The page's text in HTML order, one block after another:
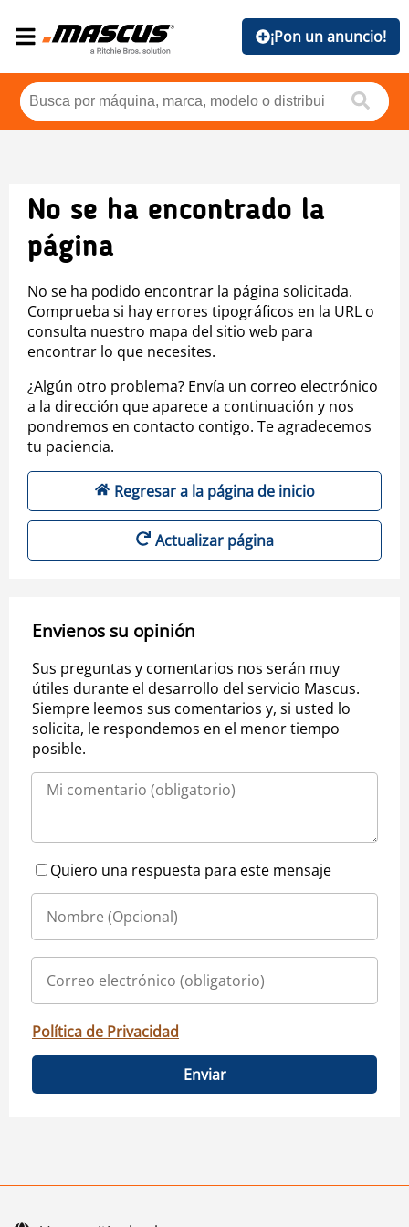
¡Pon un anuncio!
No se ha encontrado la
página
No se ha podido encontrar la página solicitada.
Comprueba si hay errores tipográficos en la URL o
consulta nuestro mapa del sitio web para
encontrar lo que necesites.
¿Algún otro problema? Envía un correo electrónico
a la dirección que aparece a continuación y nos
pondremos en contacto contigo. Te agradecemos
tu paciencia.
Regresar a la página de inicio
Actualizar página
Envienos su opinión
Sus preguntas y comentarios nos serán muy
útiles durante el desarrollo del servicio Mascus.
Siempre leemos sus comentarios y, si usted lo
solicita, le respondemos en el menor tiempo
posible.
Quiero una respuesta para este mensaje
Política de Privacidad
Enviar